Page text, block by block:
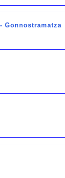
Gonnostramatza